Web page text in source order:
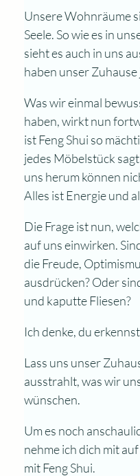
Unsere Wohnräume
Seele. So wie es in
sieht es auch in uns
haben unser
Was wir einmal
haben, wirkt nun
ist Feng Shui so
jedes Möbelstück
uns herum können
Alles ist Energie und
Die Frage ist nun,
auf uns einwirken.
die Freude,
ausdrücken? Oder
und kaputte Fliesen?
Ich denke, du
Lass uns unser
ausstrahlt, was wir
wünschen.
Um es noch
nehme ich dich mit
mit Feng Shui.